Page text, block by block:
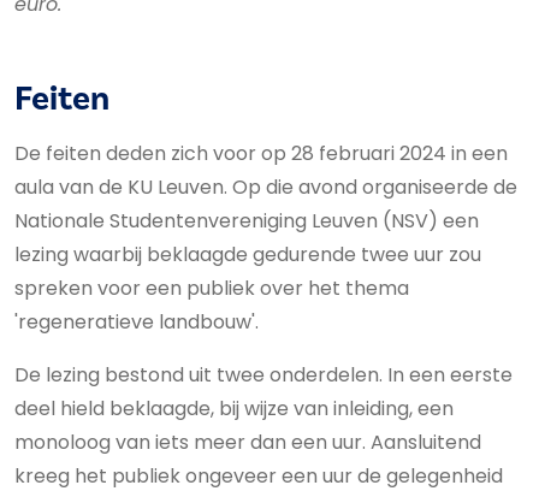
Feiten
De feiten deden zich voor op 28 februari 2024 in een
aula van de KU Leuven. Op die avond organiseerde de
Nationale Studentenvereniging Leuven (NSV) een
lezing waarbij beklaagde gedurende twee uur zou
spreken voor een publiek over het thema
'regeneratieve landbouw'.
De lezing bestond uit twee onderdelen. In een eerste
deel hield beklaagde, bij wijze van inleiding, een
monoloog van iets meer dan een uur. Aansluitend
kreeg het publiek ongeveer een uur de gelegenheid